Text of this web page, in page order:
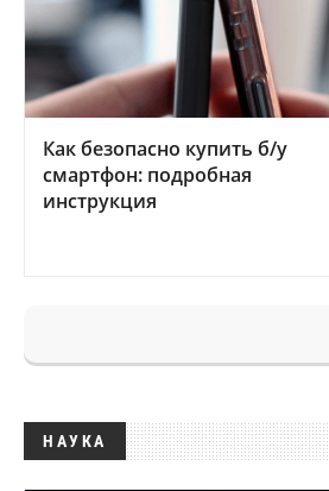
Как безопасно купить б/у
смартфон: подробная
инструкция
НАУКА